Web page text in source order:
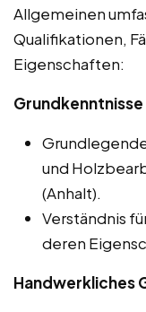
Allgemeinen
Qualifikationen,
Eigenschaften:
und
(Anhalt).
Verständnis
deren
Handwerkliches